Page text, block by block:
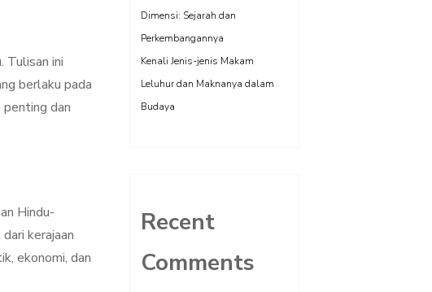
Tulisan ini
berlaku pada
penting dan
Hindu-
kerajaan
ekonomi, dan
Dimensi: Sejarah dan
Perkembangannya
Kenali Jenis-jenis Makam
Leluhur dan Maknanya dalam
Budaya
Recent
Comments